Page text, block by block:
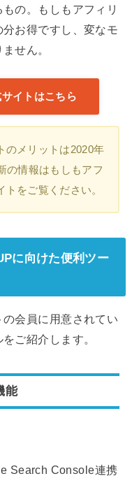
の。もしもアフィリ
お得ですし、変なモ
せん。
イトはこちら
のメリットは2020年
の情報はもしもアフ
をご覧ください。
に向けた便利ツー
会員に用意されてい
ご紹介します。
能
Search Console連携